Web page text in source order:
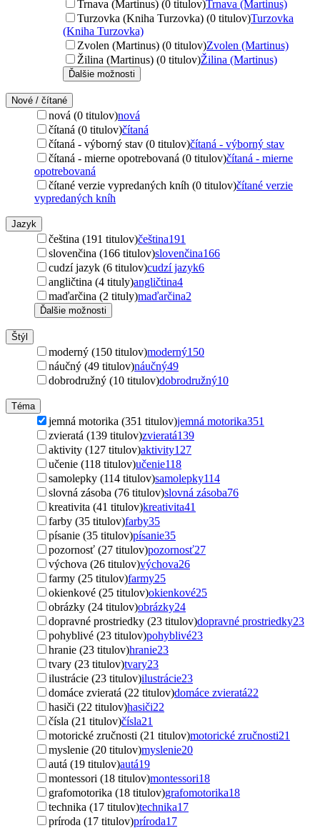
Trnava (Martinus) (0 titulov)Trnava (Martinus)
Turzovka (Kniha Turzovka) (0 titulov)Turzovka
(Kniha Turzovka)
Zvolen (Martinus) (0 titulov)Zvolen (Martinus)
Žilina (Martinus) (0 titulov)Žilina (Martinus)
Ďalšie možnosti
Nové / čítané
nová (0 titulov)nová
čítaná (0 titulov)čítaná
čítaná - výborný stav (0 titulov)čítaná - výborný stav
čítaná - mierne opotrebovaná (0 titulov)čítaná - mierne
opotrebovaná
čítané verzie vypredaných kníh (0 titulov)čítané verzie
vypredaných kníh
Jazyk
čeština (191 titulov)čeština191
slovenčina (166 titulov)slovenčina166
cudzí jazyk (6 titulov)cudzí jazyk6
angličtina (4 tituly)angličtina4
maďarčina (2 tituly)maďarčina2
Ďalšie možnosti
Štýl
moderný (150 titulov)moderný150
náučný (49 titulov)náučný49
dobrodružný (10 titulov)dobrodružný10
Téma
jemná motorika (351 titulov)jemná motorika351
zvieratá (139 titulov)zvieratá139
aktivity (127 titulov)aktivity127
učenie (118 titulov)učenie118
samolepky (114 titulov)samolepky114
slovná zásoba (76 titulov)slovná zásoba76
kreativita (41 titulov)kreativita41
farby (35 titulov)farby35
písanie (35 titulov)písanie35
pozornosť (27 titulov)pozornosť27
výchova (26 titulov)výchova26
farmy (25 titulov)farmy25
okienkové (25 titulov)okienkové25
obrázky (24 titulov)obrázky24
dopravné prostriedky (23 titulov)dopravné prostriedky23
pohyblivé (23 titulov)pohyblivé23
hranie (23 titulov)hranie23
tvary (23 titulov)tvary23
ilustrácie (23 titulov)ilustrácie23
domáce zvieratá (22 titulov)domáce zvieratá22
hasiči (22 titulov)hasiči22
čísla (21 titulov)čísla21
motorické zručnosti (21 titulov)motorické zručnosti21
myslenie (20 titulov)myslenie20
autá (19 titulov)autá19
montessori (18 titulov)montessori18
grafomotorika (18 titulov)grafomotorika18
technika (17 titulov)technika17
príroda (17 titulov)príroda17